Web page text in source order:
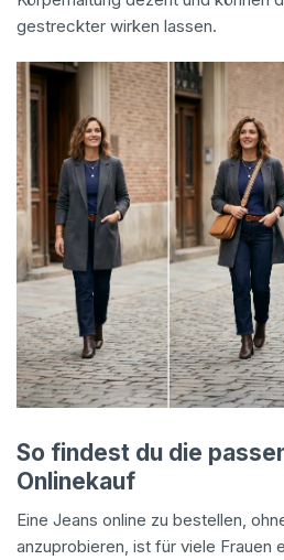
gestreckter wirken lassen.
So findest du die
Onlinekauf
Eine Jeans online zu bestellen,
anzuprobieren, ist für viele Frauen